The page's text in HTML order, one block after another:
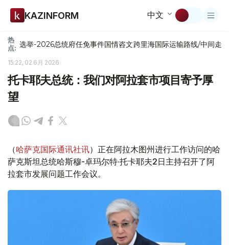
KAZINFORM 中文
热
点: 选举-2026总统府任免事件国情咨文跨里海国际运输路线/中间走廊
15:22, 02 6月 2026
托卡耶夫总统：我们对阿拉套市项目寄予厚
望
（哈萨克国际通讯社讯）正在阿拉木图州进行工作访问的哈
萨克斯坦总统哈斯穆-卓玛尔特·托卡耶夫2日主持召开了阿
拉套市发展问题工作会议。